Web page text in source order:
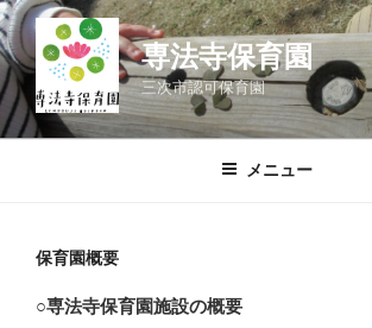
コ
ン
テ
ン
ツ
専法寺保育園
三次市認可保育園
メニュー
保育園概要
○専法寺保育園施設の概要